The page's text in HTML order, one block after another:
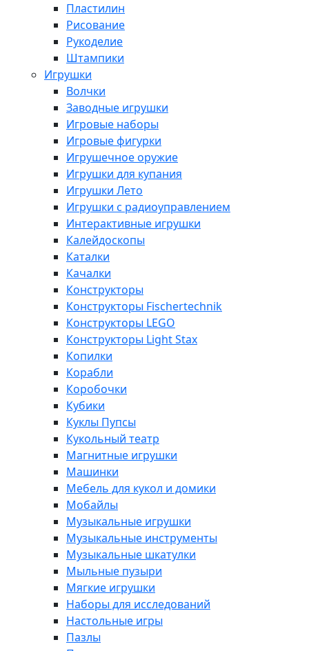
Пластилин
Рисование
Рукоделие
Штампики
Игрушки
Волчки
Заводные игрушки
Игровые наборы
Игровые фигурки
Игрушечное оружие
Игрушки для купания
Игрушки Лето
Игрушки с радиоуправлением
Интерактивные игрушки
Калейдоскопы
Каталки
Качалки
Конструкторы
Конструкторы Fisсhertechnik
Конструкторы LEGO
Конструкторы Light Stax
Копилки
Корабли
Коробочки
Кубики
Куклы Пупсы
Кукольный театр
Магнитные игрушки
Машинки
Мебель для кукол и домики
Мобайлы
Музыкальные игрушки
Музыкальные инструменты
Музыкальные шкатулки
Мыльные пузыри
Мягкие игрушки
Наборы для исследований
Настольные игры
Пазлы